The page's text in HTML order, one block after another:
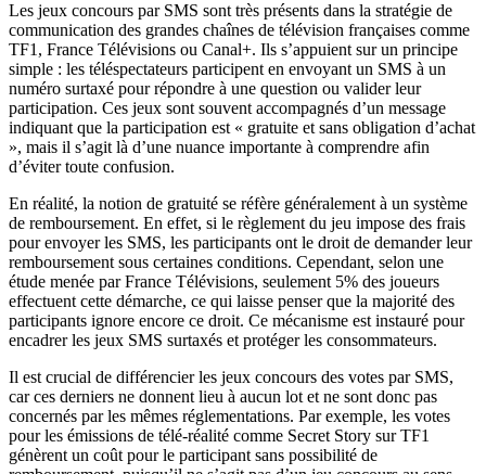
Les jeux concours par SMS sont très présents dans la stratégie de
communication des grandes chaînes de télévision françaises comme
TF1, France Télévisions ou Canal+. Ils s’appuient sur un principe
simple : les téléspectateurs participent en envoyant un SMS à un
numéro surtaxé pour répondre à une question ou valider leur
participation. Ces jeux sont souvent accompagnés d’un message
indiquant que la participation est « gratuite et sans obligation d’achat
», mais il s’agit là d’une nuance importante à comprendre afin
d’éviter toute confusion.
En réalité, la notion de gratuité se réfère généralement à un système
de remboursement. En effet, si le règlement du jeu impose des frais
pour envoyer les SMS, les participants ont le droit de demander leur
remboursement sous certaines conditions. Cependant, selon une
étude menée par France Télévisions, seulement 5% des joueurs
effectuent cette démarche, ce qui laisse penser que la majorité des
participants ignore encore ce droit. Ce mécanisme est instauré pour
encadrer les jeux SMS surtaxés et protéger les consommateurs.
Il est crucial de différencier les jeux concours des votes par SMS,
car ces derniers ne donnent lieu à aucun lot et ne sont donc pas
concernés par les mêmes réglementations. Par exemple, les votes
pour les émissions de télé-réalité comme Secret Story sur TF1
génèrent un coût pour le participant sans possibilité de